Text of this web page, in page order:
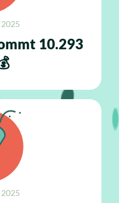
10.293